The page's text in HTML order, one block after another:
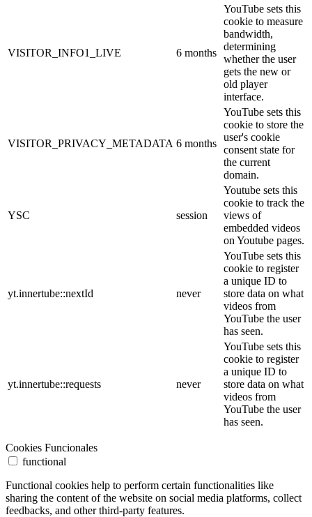
VISITOR_INFO1_LIVE 6 months
YouTube sets this
cookie to measure
bandwidth,
determining
whether the user
gets the new or
old player
interface.
VISITOR_PRIVACY_METADATA 6 months
YouTube sets this
cookie to store the
user's cookie
consent state for
the current
domain.
YSC session
Youtube sets this
cookie to track the
views of
embedded videos
on Youtube pages.
yt.innertube::nextId never
YouTube sets this
cookie to register
a unique ID to
store data on what
videos from
YouTube the user
has seen.
yt.innertube::requests never
YouTube sets this
cookie to register
a unique ID to
store data on what
videos from
YouTube the user
has seen.
Cookies Funcionales
functional
Functional cookies help to perform certain functionalities like
sharing the content of the website on social media platforms, collect
feedbacks, and other third-party features.